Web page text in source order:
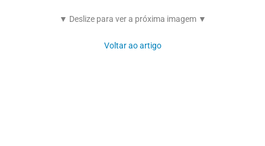
▼ Deslize para ver a próxima imagem ▼
Voltar ao artigo